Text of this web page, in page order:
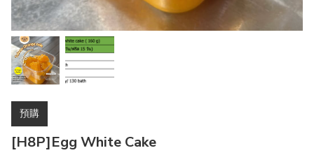
預購
[H8P]Egg White Cake